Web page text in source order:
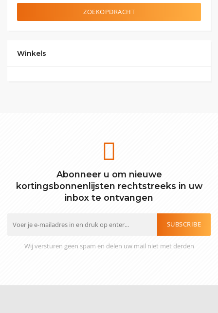
ZOEKOPDRACHT
Winkels
Abonneer u om nieuwe
kortingsbonnenlijsten rechtstreeks in uw
inbox te ontvangen
SUBSCRIBE
Wij versturen geen spam en delen uw mail niet met derden